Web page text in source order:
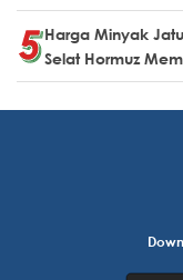
Harga Minyak
Selat Hormuz